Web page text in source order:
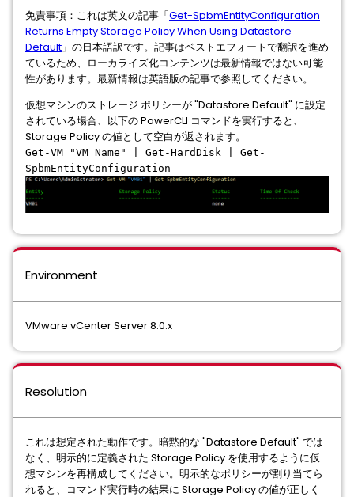
免責事項：これは英文の記事「Get-SpbmEntityConfiguration
Returns Empty Storage Policy When Using Datastore
Default」の日本語訳です。記事はベストエフォートで翻訳を進め
ているため、ローカライズ化コンテンツは最新情報ではない可能
性があります。最新情報は英語版の記事で参照してください。
仮想マシンのストレージ ポリシーが "Datastore Default" に設定
されている場合、以下の PowerCLI コマンドを実行すると、
Storage Policy の値として空白が返されます。
Get-VM "VM Name" | Get-HardDisk | Get-
SpbmEntityConfiguration
Environment
VMware vCenter Server 8.0.x
Resolution
これは想定された動作です。暗黙的な "Datastore Default" では
なく、明示的に定義された Storage Policy を使用するように仮
想マシンを再構成してください。明示的なポリシーが割り当てら
れると、コマンド実行時の結果に Storage Policy の値が正しく